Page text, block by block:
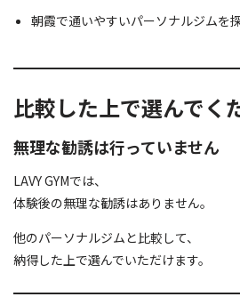
朝霞で通いやすいパーソナルジムを
比較した上で選んでく
無理な勧誘は行っていません
LAVY GYMでは、
体験後の無理な勧誘はありません。
他のパーソナルジムと比較して、
納得した上で選んでいただけます。